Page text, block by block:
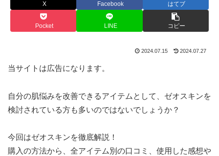
X Facebook はてブ
Pocket LINE コピー
2024.07.15 2024.07.27
当サイトは広告になります。
自分の肌悩みを改善できるアイテムとして、ゼオスキンを
検討されている方も多いのではないでしょうか？
今回はゼオスキンを徹底解説！
購入の方法から、全アイテム別の口コミ、使用した感想や